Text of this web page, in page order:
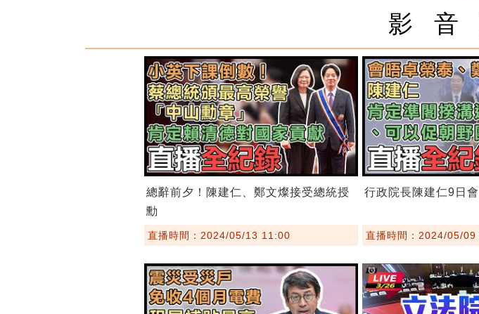
影 音
總辭前夕！陳建仁、鄭文燦接受總統授
勳
直播時間：2024/05/13 11:00
行政院長陳建仁9日
直播時間：2024/05/